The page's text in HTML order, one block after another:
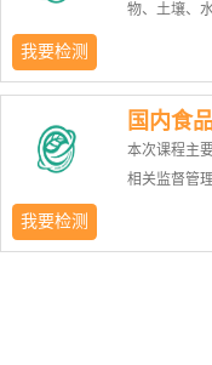
准确度的方
别、检查、
用方法的可
定量限及测
人员、QA。
证--选择性
我要检测
物、土壤、
有毒代谢物
进入人体，
留的的限量
径，同时了
绍、美国
我要检测
国内食
本次课程主
相关监督管
目标正确认